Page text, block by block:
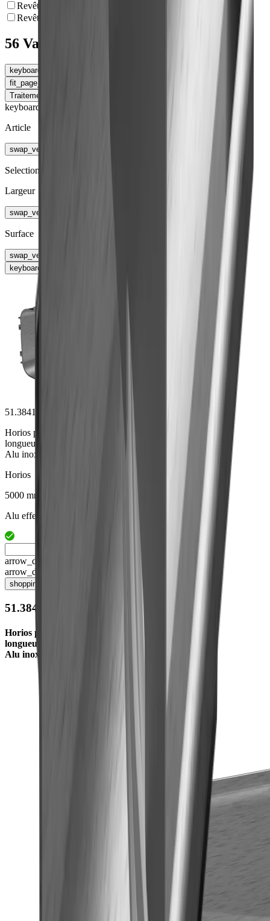
Revêtement en poudre NCS
Revêtement en poudre RAL
56 Variantes
keyboard_arrow_left
fit_page_width
Traitement de surface
keyboard_arrow_right
Article
swap_vert
Selection de profil
Largeur
swap_vert
Surface
swap_vert
keyboard_arrow_right
51.38410.05
Horios profil en forme U
longueur 5000 mm fix
Alu inox effet
Horios
5000 mm
Alu effet inox brossé
arrow_drop_up
arrow_drop_down
shopping_cart
51.38410.05
Horios profil en forme U
longueur 5000 mm fix
Alu inox effet